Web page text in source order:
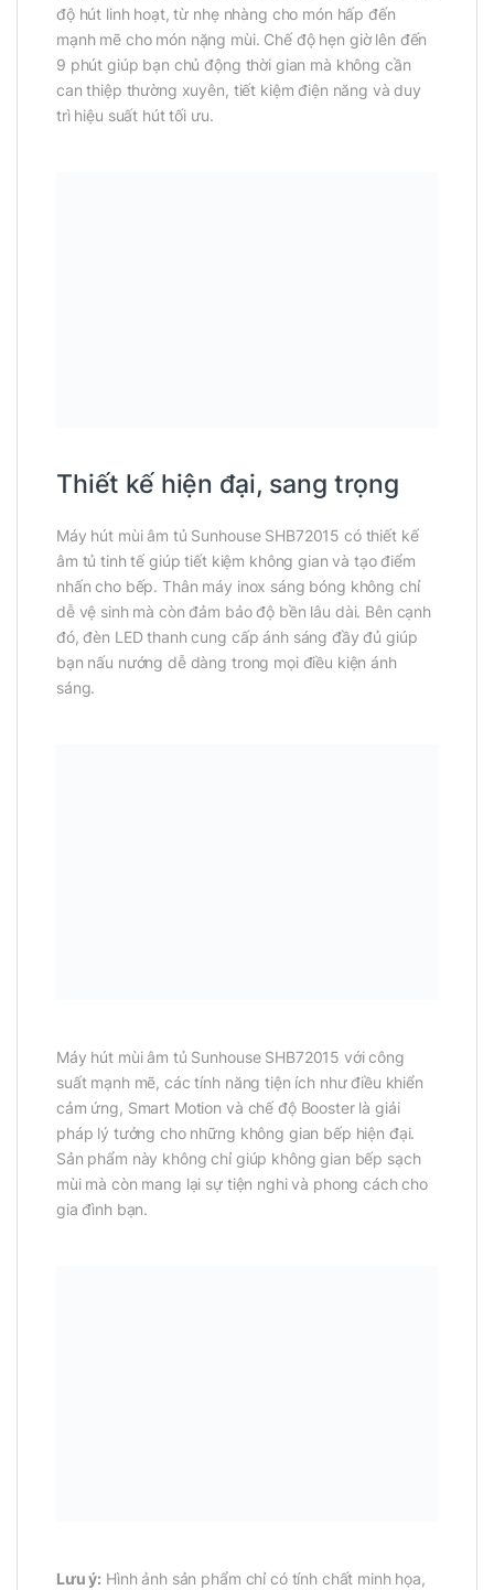
độ hút linh hoạt, từ nhẹ nhàng cho món hấp đến
mạnh mẽ cho món nặng mùi. Chế độ hẹn giờ lên đến
9 phút giúp bạn chủ động thời gian mà không cần
can thiệp thường xuyên, tiết kiệm điện năng và duy
trì hiệu suất hút tối ưu.
Thiết kế hiện đại, sang trọng
Máy hút mùi âm tủ Sunhouse SHB72015 có thiết kế
âm tủ tinh tế giúp tiết kiệm không gian và tạo điểm
nhấn cho bếp. Thân máy inox sáng bóng không chỉ
dễ vệ sinh mà còn đảm bảo độ bền lâu dài. Bên cạnh
đó, đèn LED thanh cung cấp ánh sáng đầy đủ giúp
bạn nấu nướng dễ dàng trong mọi điều kiện ánh
sáng.
Máy hút mùi âm tủ Sunhouse SHB72015 với công
suất mạnh mẽ, các tính năng tiện ích như điều khiển
cảm ứng, Smart Motion và chế độ Booster là giải
pháp lý tưởng cho những không gian bếp hiện đại.
Sản phẩm này không chỉ giúp không gian bếp sạch
mùi mà còn mang lại sự tiện nghi và phong cách cho
gia đình bạn.
Lưu ý: Hình ảnh sản phẩm chỉ có tính chất minh họa,